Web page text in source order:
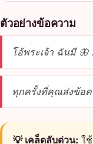
ตัวอย่างข้อความ
โอ้พระเจ้า ฉันมี
ทุกครั้งที่คุณส่งข้อ
💡 เคล็ดลับด่วน: ใ